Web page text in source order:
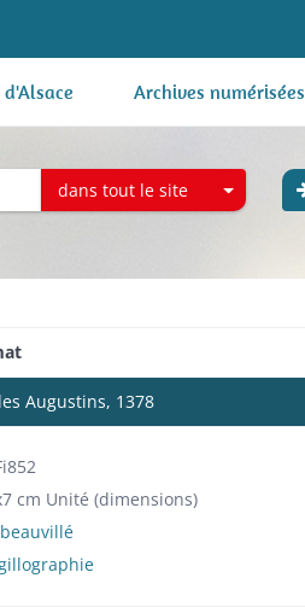
Archives numérisées
dans tout le site
Augustins, 1378
cm Unité (dimensions)